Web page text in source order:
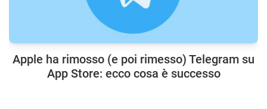
Apple ha rimosso (e poi rimesso) Telegram su
App Store: ecco cosa è successo